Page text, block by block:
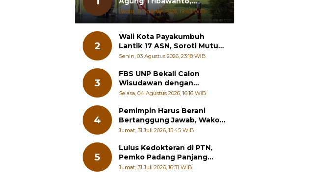
Tekankan Peningkatan
Pelayanan dan Sinergi
Sabtu, 01 Agustus 2026, 19:43 WIB
2
Wali Kota Payakumbuh
Lantik 17 ASN, Soroti Mutu
Sekolah hingga Pelayanan
Senin, 03 Agustus 2026, 23:18 WIB
3
FBS UNP Bekali Calon
Wisudawan dengan
Wawasan Karier Global dan
Selasa, 04 Agustus 2026, 16:16 WIB
4
Pemimpin Harus Berani
Bertanggung Jawab, Wako
Padang Panjang Buka
Pelajar
Jumat, 31 Juli 2026, 15:45 WIB
5
Lulus Kedokteran di PTN,
Pemko Padang Panjang
Siapkan Beasiswa Penuh
Jumat, 31 Juli 2026, 16:31 WIB